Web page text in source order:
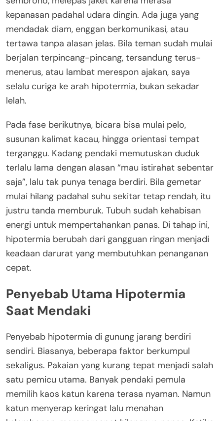
kepanasan padahal udara dingin. Ada juga yang
mendadak diam, enggan berkomunikasi, atau
tertawa tanpa alasan jelas. Bila teman sudah mulai
berjalan terpincang-pincang, tersandung terus-
menerus, atau lambat merespon ajakan, saya
selalu curiga ke arah hipotermia, bukan sekadar
lelah.
Pada fase berikutnya, bicara bisa mulai pelo,
susunan kalimat kacau, hingga orientasi tempat
terganggu. Kadang pendaki memutuskan duduk
terlalu lama dengan alasan “mau istirahat sebentar
saja”, lalu tak punya tenaga berdiri. Bila gemetar
mulai hilang padahal suhu sekitar tetap rendah, itu
justru tanda memburuk. Tubuh sudah kehabisan
energi untuk mempertahankan panas. Di tahap ini,
hipotermia berubah dari gangguan ringan menjadi
keadaan darurat yang membutuhkan penanganan
cepat.
Penyebab Utama Hipotermia
Saat Mendaki
Penyebab hipotermia di gunung jarang berdiri
sendiri. Biasanya, beberapa faktor berkumpul
sekaligus. Pakaian yang kurang tepat menjadi salah
satu pemicu utama. Banyak pendaki pemula
memilih kaos katun karena terasa nyaman. Namun
katun menyerap keringat lalu menahan